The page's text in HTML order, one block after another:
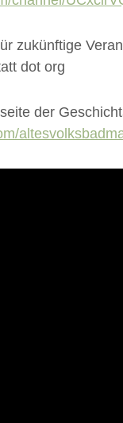
zukünftige
dot org
der